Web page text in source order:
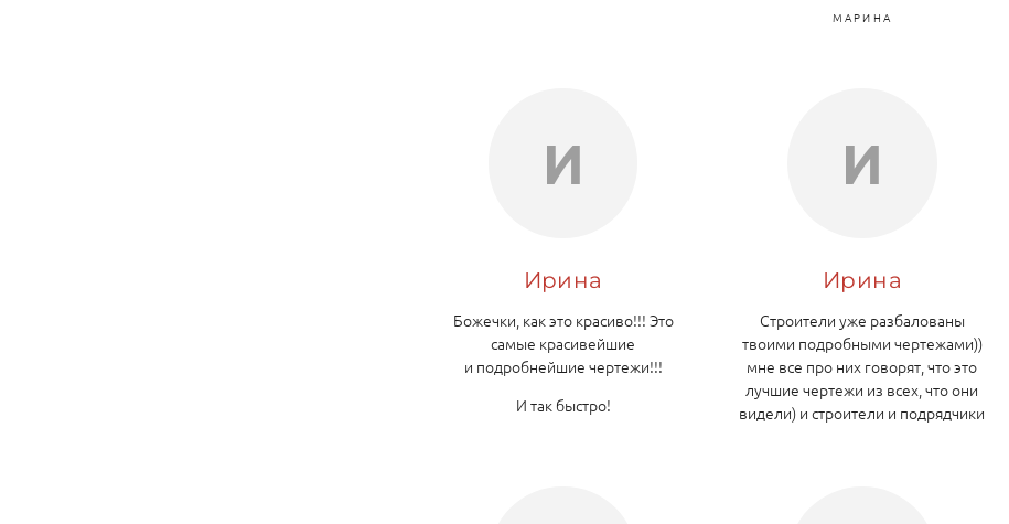
МАРИНА
И
Ирина
Божечки, как это красиво!!! Это
самые красивейшие
и подробнейшие чертежи!!!
И так быстро!
И
Ирина
Строители уже разбалованы
твоими подробными чертежами))
мне все про них говорят, что это
лучшие чертежи из всех, что они
видели) и строители и подрядчики